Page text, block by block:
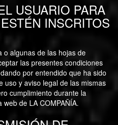
USUARIO PARA
INSCRITOS
o algunas de las hojas de
las presentes condiciones
por entendido que ha sido
uso y aviso legal de las mismas
cumplimiento durante la
de LA COMPAÑÍA.